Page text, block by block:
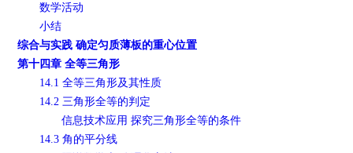
数学活动
小结
综合与实践 确定匀质薄板的重心位置
第十四章 全等三角形
14.1 全等三角形及其性质
14.2 三角形全等的判定
信息技术应用 探究三角形全等的条件
14.3 角的平分线